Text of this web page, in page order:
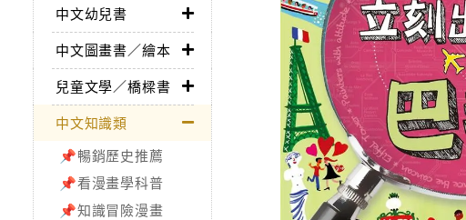
中文幼兒書
中文圖畫書／繪本
兒童文學／橋樑書
中文知識類
📌暢銷歷史推薦
📌看漫畫學科普
📌知識冒險漫畫